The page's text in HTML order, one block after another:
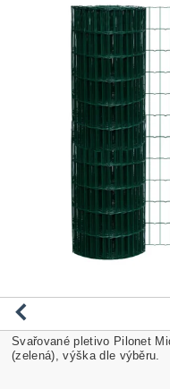
Svařované pletivo Pilonet
(zelená), výška dle výběru.